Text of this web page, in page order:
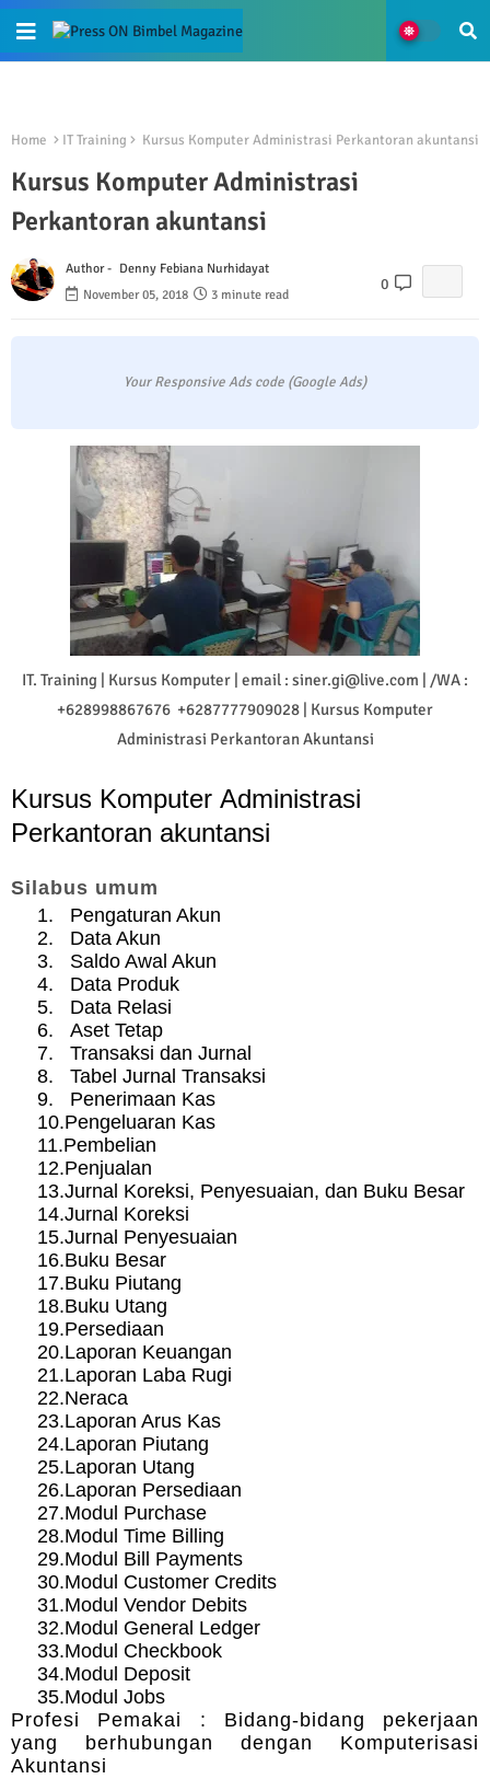
Home IT Training Kursus Komputer Administrasi Perkantoran akuntansi
Kursus Komputer Administrasi
Perkantoran akuntansi
Author - Denny Febiana Nurhidayat
November 05, 2018
3 minute read
0
Your Responsive Ads code (Google Ads)
IT. Training | Kursus Komputer | email : siner.gi@live.com | /WA :
+628998867676 +6287777909028 | Kursus Komputer
Administrasi Perkantoran Akuntansi
Kursus Komputer Administrasi
Perkantoran akuntansi
Silabus umum
1.
Pengaturan Akun
2.
Data Akun
3.
Saldo Awal Akun
4.
Data Produk
5.
Data Relasi
6.
Aset Tetap
7.
Transaksi dan Jurnal
8.
Tabel Jurnal Transaksi
9.
Penerimaan Kas
10.Pengeluaran Kas
11.Pembelian
12.Penjualan
13.Jurnal Koreksi, Penyesuaian, dan Buku Besar
14.Jurnal Koreksi
15.Jurnal Penyesuaian
16.Buku Besar
17.Buku Piutang
18.Buku Utang
19.Persediaan
20.Laporan Keuangan
21.Laporan Laba Rugi
22.Neraca
23.Laporan Arus Kas
24.Laporan Piutang
25.Laporan Utang
26.Laporan Persediaan
27.Modul Purchase
28.Modul Time Billing
29.Modul Bill Payments
30.Modul Customer Credits
31.Modul Vendor Debits
32.Modul General Ledger
33.Modul Checkbook
34.Modul Deposit
35.Modul Jobs
Profesi Pemakai : Bidang-bidang pekerjaan
yang berhubungan dengan Komputerisasi
Akuntansi